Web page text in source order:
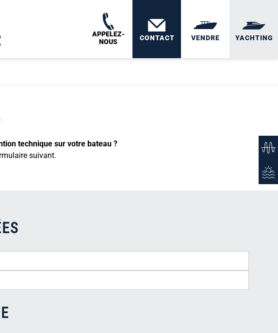
APPELEZ-
NOUS
CONTACT VENDRE YACHTING
technique sur votre bateau ?
suivant.